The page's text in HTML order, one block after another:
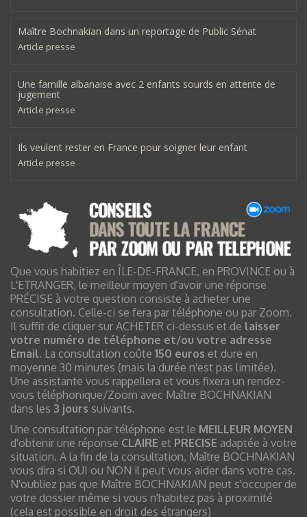
Maître Bochnakian dans un reportage de Public Sénat
Article presse
Une famille albanaise avec 2 enfants sourds en attente de
jugement
Article presse
Ils veulent rester en France pour soigner leur enfant
Article presse
Que vous habitiez en ÎLE-DE-FRANCE, en PROVINCE ou à
L'ETRANGER, le meilleur moyen d'avoir une réponse
PRÉCISE à votre question consiste à acheter une
consultation. Celle-ci se fera par téléphone ou par Zoom.
Il suffit de cliquer sur ACHETER ci-dessus et de laisser
votre numéro de téléphone et/ou votre adresse
Email. La consultation coûte 150 euros et dure en
moyenne 30 minutes (mais la durée n'est pas limitée).
Une assistante vous rappellera et vous fixera un rendez-
vous téléphonique/Zoom avec Maître BOCHNAKIAN
dans les 3 jours suivants.
Une consultation par téléphone est le MEILLEUR MOYEN
d'obtenir une réponse CLAIRE et PRECISE adaptée à votre
situation. A la fin de la consultation, Maître BOCHNAKIAN
vous dira si OUI ou NON il peut vous aider dans votre cas.
N'oubliez pas que Maître BOCHNAKIAN peut s'occuper de
votre dossier même si vous n'habitez pas à proximité
(cela est possible en droit des étrangers)